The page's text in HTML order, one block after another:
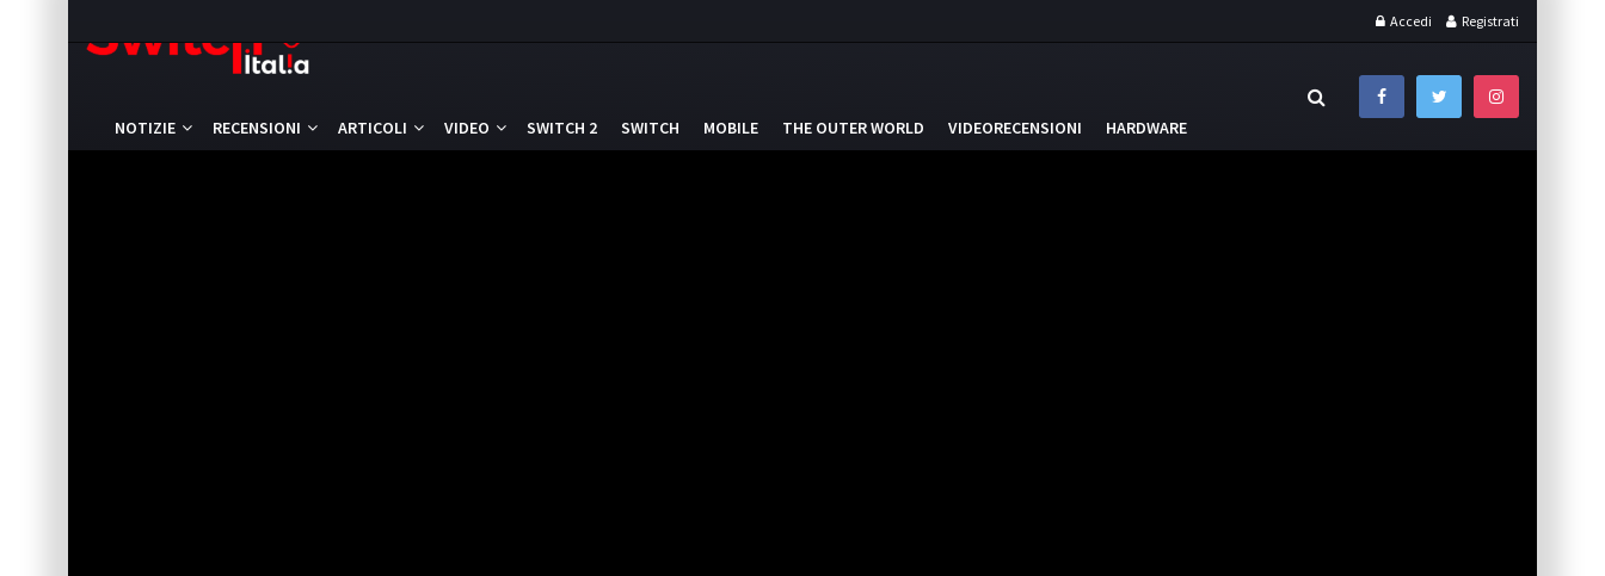
Accedi Registrati
NOTIZIE RECENSIONI ARTICOLI VIDEO SWITCH 2 SWITCH MOBILE THE OUTER WORLD VIDEORECENSIONI HARDWARE